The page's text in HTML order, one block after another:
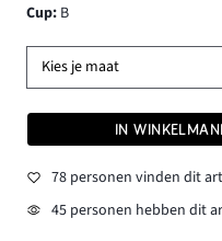
Cup: B
Kies je maat
IN
78 personen vinden dit
45 personen hebben dit